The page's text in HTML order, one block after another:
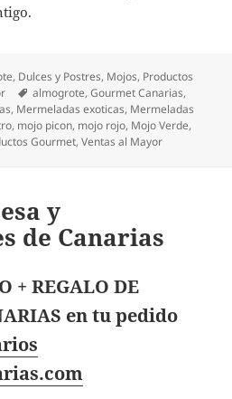
, Dulces y Postres, Mojos, Productos
Etiquetas
almogrote,Gourmet Canarias,
, Mermeladas exoticas, Mermeladas
, mojo picon, mojo rojo, Mojo Verde,
Gourmet,Ventas al Mayor
y
de Canarias
+ REGALO DE
en tu pedido